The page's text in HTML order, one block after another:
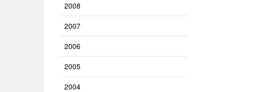
2008
2007
2006
2005
2004